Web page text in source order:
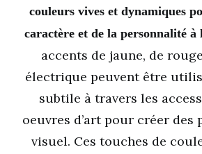
couleurs vives et dynamiques
caractère et de la personnalité à
accents de jaune, de
électrique peuvent être
subtile à travers les
oeuvres d’art pour créer des
visuel. Ces touches de